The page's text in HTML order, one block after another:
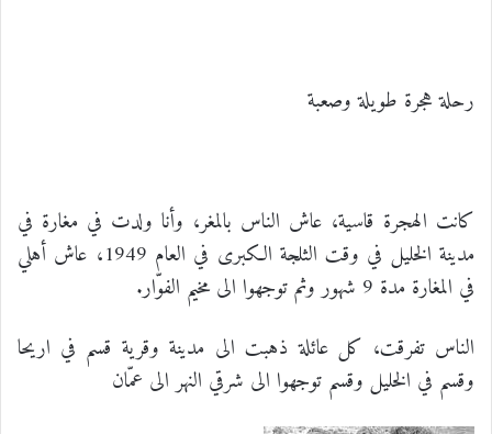
رحلة هجرة طويلة وصعبة
كانت الهجرة قاسية، عاش الناس بالمغر، وأنا ولدت في مغارة في
مدينة الخليل في وقت الثلجة الكبرى في العام 1949، عاش أهلي
في المغارة مدة 9 شهور وثم توجهوا الى مخيم الفوّار.
الناس تفرقت، كل عائلة ذهبت الى مدينة وقرية قسم في اريحا
وقسم في الخليل وقسم توجهوا الى شرقي النهر الى عمّان